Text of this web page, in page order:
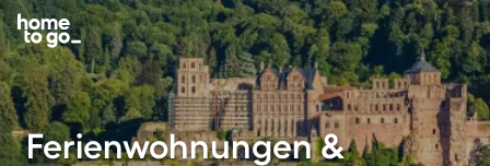
Ferienwohnungen &